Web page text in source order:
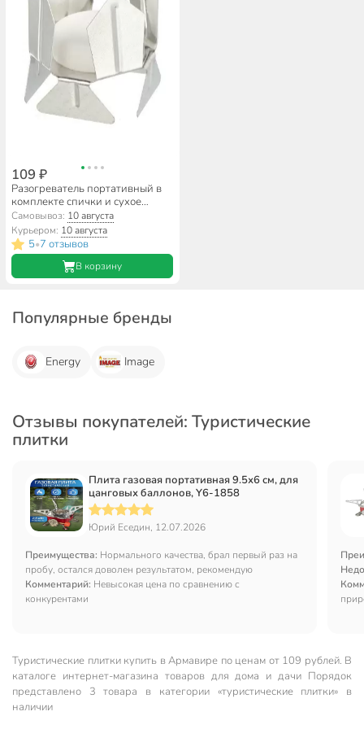
109 ₽
Разогреватель портативный в
комплекте спички и сухое
горючее, Image
Самовывоз: 10 августа
Курьером: 10 августа
5•7 отзывов
В корзину
Популярные бренды
Energy Image
Отзывы покупателей: Туристические
плитки
Плита газовая портативная 9.5х6 см, для
цанговых баллонов, Y6-1858
Юрий Еседин, 12.07.2026
Преимущества: Нормального качества, брал первый раз на
пробу, остался доволен результатом, рекомендую
Комментарий: Невысокая цена по сравнению с
конкурентами
Туристические плитки купить в Армавире по ценам от 109 рублей. В
каталоге интернет-магазина товаров для дома и дачи Порядок
представлено 3 товара в категории «туристические плитки» в
наличии